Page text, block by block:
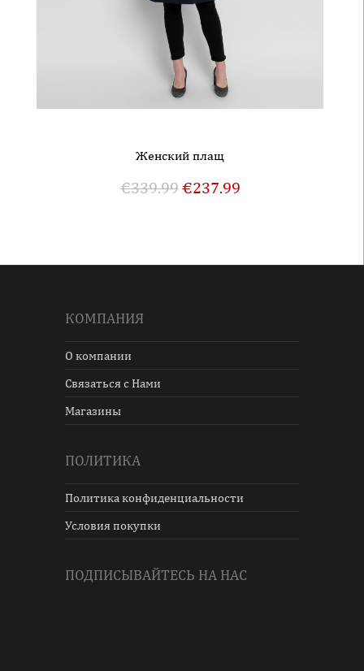
Женский плащ
€339.99€237.99
КОМПАНИЯ
О компании
Связаться с Нами
Магазины
ПОЛИТИКА
Политика конфиденциальности
Условия покупки
ПОДПИСЫВАЙТЕСЬ НА НАС